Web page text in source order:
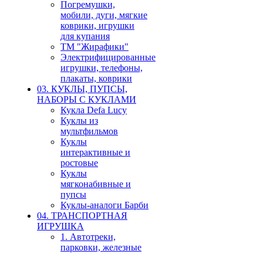
Погремушки,
мобили, дуги, мягкие
коврики, игрушки
для купания
ТМ "Жирафики"
Электрифицированные
игрушки, телефоны,
плакаты, коврики
03. КУКЛЫ, ПУПСЫ,
НАБОРЫ С КУКЛАМИ
Кукла Defa Lucy
Куклы из
мультфильмов
Куклы
интерактивные и
ростовые
Куклы
мягконабивные и
пупсы
Куклы-аналоги Барби
04. ТРАНСПОРТНАЯ
ИГРУШКА
1. Автотреки,
парковки, железные